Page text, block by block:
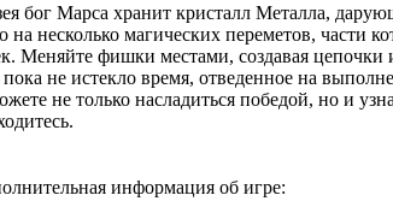
бог Марса хранит кристалл Металла,
несколько магических переметов, части
Меняйте фишки местами, создавая цепочки
не истекло время, отведенное на
не только насладиться победой, но и
информация об игре: